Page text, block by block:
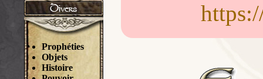
Prophéties
Objets
Histoire